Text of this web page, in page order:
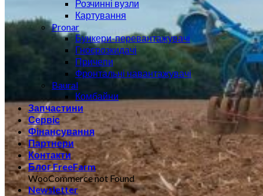
Розчинні вузли
Картування
Pronar
Бункери-перевантажувачі
Гноєрозкидачі
Причепи
Фронтальні навантажувачі
Baural
Комбайни
Запчастини
Сервіс
Фінансування
Партнери
Контакти
Блог FreeFarm
WooCommerce not Found
Newsletter